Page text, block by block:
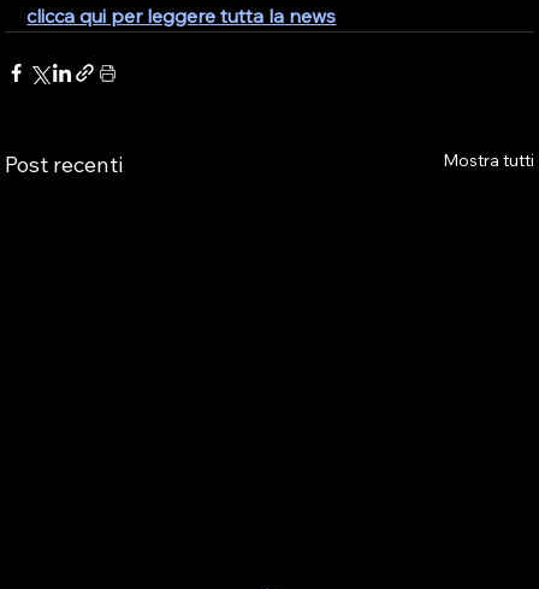
clicca qui per leggere tutta la news
Post recenti Mostra tutti